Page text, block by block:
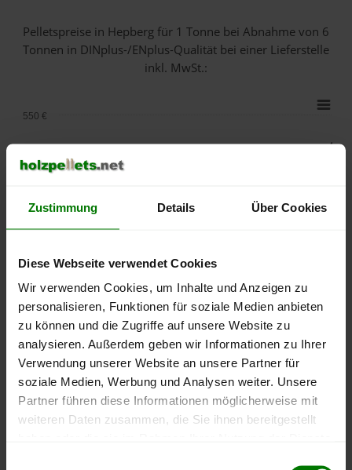
Zustimmung Details Über Cookies
Diese Webseite verwendet Cookies
Wir verwenden Cookies, um Inhalte und Anzeigen zu
personalisieren, Funktionen für soziale Medien anbieten
zu können und die Zugriffe auf unsere Website zu
analysieren. Außerdem geben wir Informationen zu Ihrer
Verwendung unserer Website an unsere Partner für
soziale Medien, Werbung und Analysen weiter. Unsere
Partner führen diese Informationen möglicherweise mit
weiteren Daten zusammen, die Sie ihnen bereitgestellt
Pelletspreise in Hepberg für 1 Tonne bei Abnahmevon 6
Tonnen in DINplus-/ENplus-Qualität bei einer Lieferstelle
inkl. MwSt.:
lose Ware Sackware
September
Januar
Mai
250 €
350 €
550 €
Die aktuelle Preisentwicklung für Holzpellets in Deutschland
können Sie jederzeit auf unsererPelletspreise-Seite